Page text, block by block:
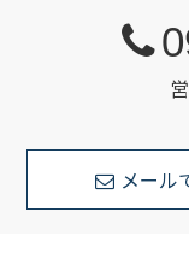
メール